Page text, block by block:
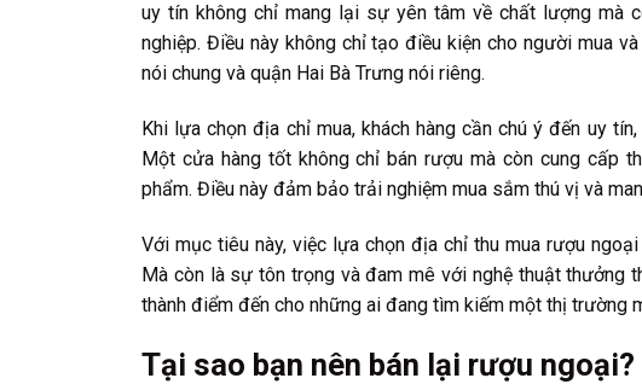
uy tín không chỉ mang lại sự yên tâm về chất lượng mà
nghiệp. Điều này không chỉ tạo điều kiện cho người mua
nói chung và quận Hai Bà Trưng nói riêng.
Khi lựa chọn địa chỉ mua, khách hàng cần chú ý đến uy
Một cửa hàng tốt không chỉ bán rượu mà còn cung cấp
phẩm. Điều này đảm bảo trải nghiệm mua sắm thú vị và
Với mục tiêu này, việc lựa chọn địa chỉ thu mua rượu
Mà còn là sự tôn trọng và đam mê với nghệ thuật thưởng
thành điểm đến cho những ai đang tìm kiếm một thị trường
Tại sao bạn nên bán lại rượu ngoại?